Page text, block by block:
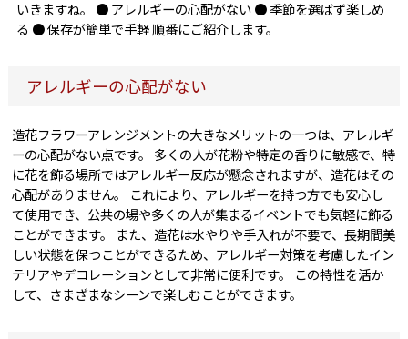
いきますね。 ● アレルギーの心配がない ● 季節を選ばず楽しめ
る ● 保存が簡単で手軽 順番にご紹介します。
アレルギーの心配がない
造花フラワーアレンジメントの大きなメリットの一つは、アレルギ
ーの心配がない点です。 多くの人が花粉や特定の香りに敏感で、特
に花を飾る場所ではアレルギー反応が懸念されますが、造花はその
心配がありません。 これにより、アレルギーを持つ方でも安心し
て使用でき、公共の場や多くの人が集まるイベントでも気軽に飾る
ことができます。 また、造花は水やりや手入れが不要で、長期間美
しい状態を保つことができるため、アレルギー対策を考慮したイン
テリアやデコレーションとして非常に便利です。 この特性を活か
して、さまざまなシーンで楽しむことができます。